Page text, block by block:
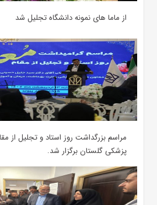
از ماما های نمونه دانشگاه تجلیل شد
مراسم بزرگداشت روز استاد و تجلیل از
پزشکی گلستان برگزار شد.‌